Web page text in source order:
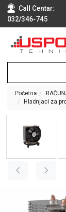
Call Centar:
032/346-745
RAČUNARI
TEHNIKA
KLIME I
DODATNA
RAČUNARI
Početna
Hladnjaci za